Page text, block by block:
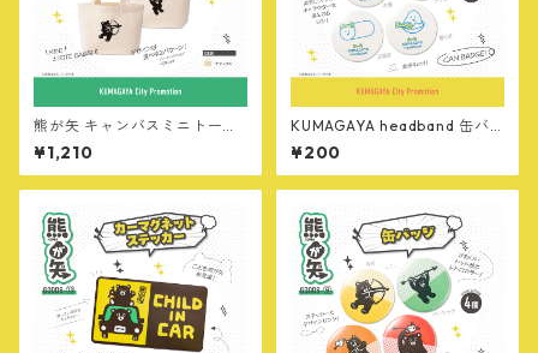
熊が矢 キャンバスミニトート
バッグ
¥1,210
KUMAGAYA headband 缶バ
ッジ
¥200